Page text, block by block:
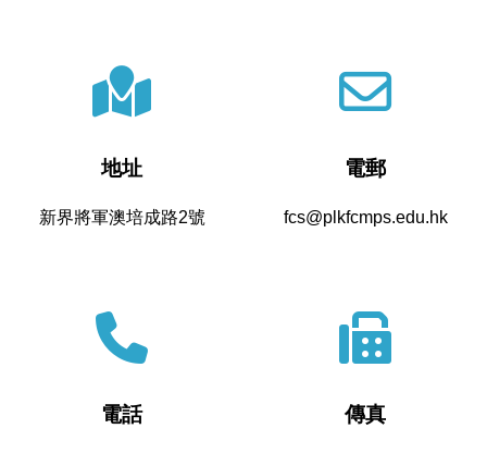
地址
新界將軍澳培成路2號
電郵
fcs@plkfcmps.edu.hk
電話 傳真